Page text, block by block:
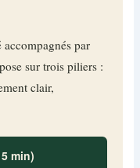
accompagnés par
sur trois piliers :
clair,
min)